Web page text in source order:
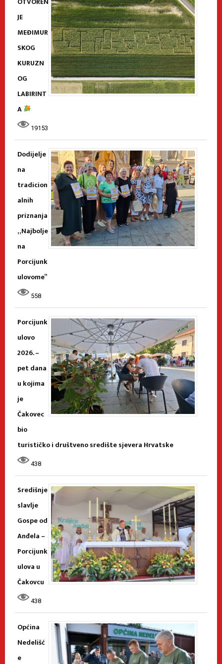
JE
MEĐIMUR
SKOG
KURUZN
OG
LABIRINT
A
19153
Dodijelje
na
tradicion
alnih
priznanja
„Najbolje
na
Porcijunk
ulovome”
558
Porcijunk
ulovo
2026. –
pet dana
u kojima
je
Čakovec
bio
turističko i društveno središte sjevera Hrvatske
438
Središnje
slavlje
Gospe od
Anđela –
Porcijunk
ulova u
Čakovcu
438
Općina
Nedelišć
e